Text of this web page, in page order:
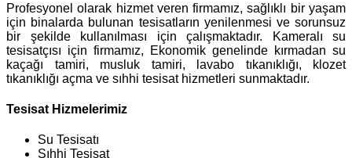
Profesyonel olarak hizmet veren firmamız, sağlıklı bir yaşam
için binalarda bulunan tesisatların yenilenmesi ve sorunsuz
bir şekilde kullanılması için çalışmaktadır. Kameralı su
tesisatçısı için firmamız, Ekonomik genelinde kırmadan su
kaçağı tamiri, musluk tamiri, lavabo tıkanıklığı, klozet
tıkanıklığı açma ve sıhhi tesisat hizmetleri sunmaktadır.
Tesisat Hizmelerimiz
Su Tesisatı
Sıhhi Tesisat